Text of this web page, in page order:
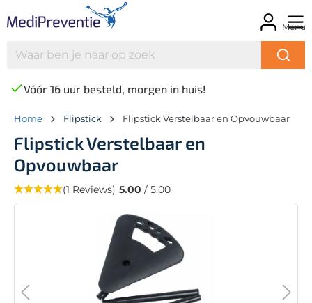
Menu
Vóór 16 uur besteld, morgen in huis!
Home Flipstick Flipstick Verstelbaar en Opvouwbaar
Flipstick Verstelbaar en
Opvouwbaar
(1 Reviews) 5.00 / 5.00